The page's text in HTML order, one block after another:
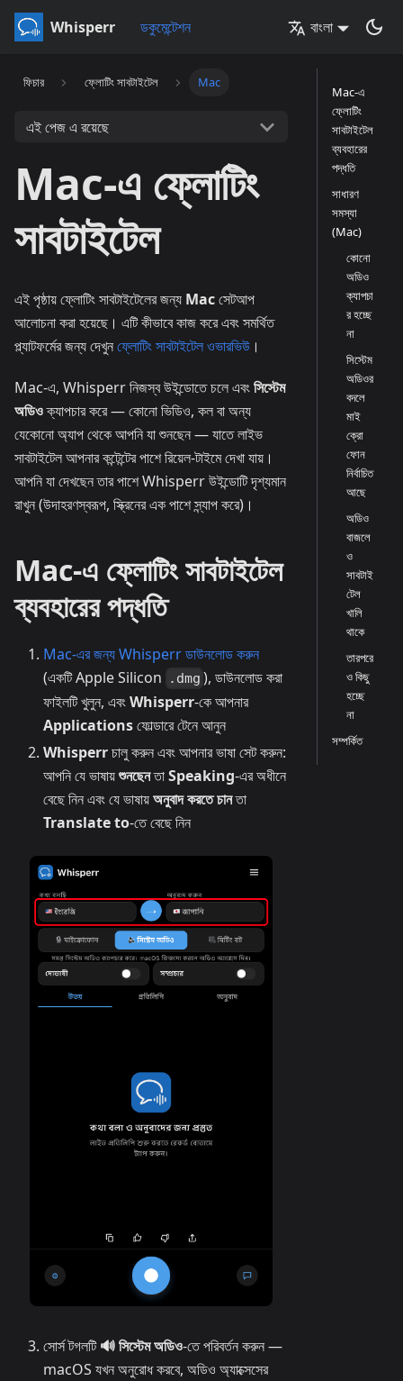
Whisperr ডকুমেন্টেশন বাংলা
ফিচার ফ্লোটিং সাবটাইটেল Mac
এই পেজ এ রয়েছে
Mac-এ ফ্লোটিং
সাবটাইটেল
এই পৃষ্ঠায় ফ্লোটিং সাবটাইটেলের জন্য Macসেটআপ
আলোচনা করা হয়েছে। এটি কীভাবে কাজ করে এবং সমর্থিত
প্ল্যাটফর্মের জন্য দেখুনফ্লোটিং সাবটাইটেল ওভারভিউ ।
Mac-এ, Whisperr নিজস্ব উইন্ডোতে চলে এবংসিস্টেম
অডিওক্যাপচার করে — কোনো ভিডিও, কল বা অন্য
যেকোনো অ্যাপ থেকে আপনি যা শুনছেন — যাতে লাইভ
সাবটাইটেল আপনার কন্টেন্টের পাশে রিয়েল-টাইমে দেখা যায়।
আপনি যা দেখছেন তার পাশে Whisperr উইন্ডোটি দৃশ্যমান
রাখুন (উদাহরণস্বরূপ, স্ক্রিনের এক পাশে স্ন্যাপ করে)।
Mac-এ ফ্লোটিং সাবটাইটেল
ব্যবহারের পদ্ধতি
Mac-এর জন্য Whisperr ডাউনলোড করুন
(একটি Apple Silicon
.dmg ), ডাউনলোড করা
ফাইলটি খুলুন, এবংWhisperr-কে আপনার
Applicationsফোল্ডারে টেনে আনুন
Whisperrচালু করুন এবং আপনার ভাষা সেট করুন:
আপনি যে ভাষায়শুনছেনতাSpeaking-এর অধীনে
বেছে নিন এবং যে ভাষায়অনুবাদ করতে চানতা
Translate to-তে বেছে নিন
সোর্স টগলটি🔊 সিস্টেম অডিও-তে পরিবর্তন করুন —
macOS যখন অনুরোধ করবে, অডিও অ্যাক্সেসের
Mac-এ
ফ্লোটিং
সাবটাইটেল
ব্যবহারের
পদ্ধতি
সাধারণ
সমস্যা
(Mac)
কোনো
অডিও
ক্যাপচা
র হচ্ছে
না
সিস্টেম
অডিওর
বদলে
মাই
ক্রো
ফোন
নির্বাচিত
আছে
অডিও
বাজলে
ও
সাবটাই
টেল
খালি
থাকে
তারপরে
ও কিছু
হচ্ছে
না
সম্পর্কিত